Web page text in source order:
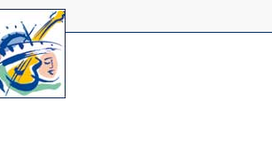
(Öffnet
in